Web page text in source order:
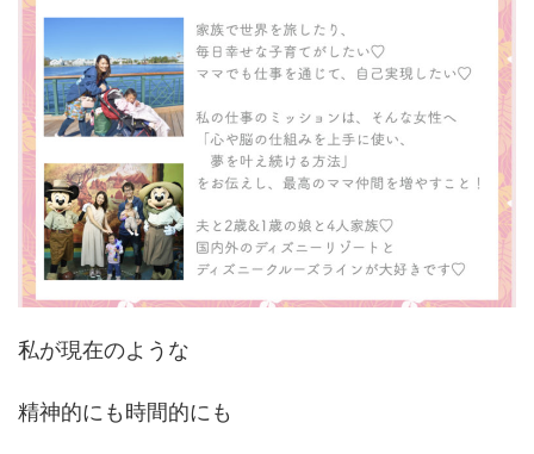
私が現在のような
精神的にも時間的にも